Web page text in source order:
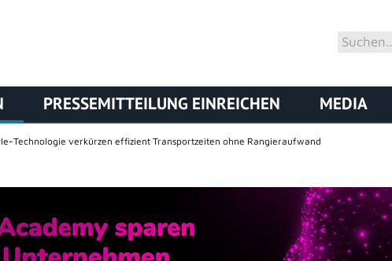
PRESSEMITTEILUNG EINREICHEN MEDIA
Technologie verkürzen effizient Transportzeiten ohne Rangieraufwand